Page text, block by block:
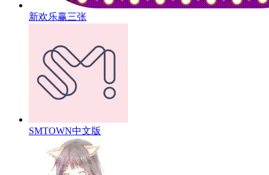
新欢乐赢三张
SMTOWN中文版